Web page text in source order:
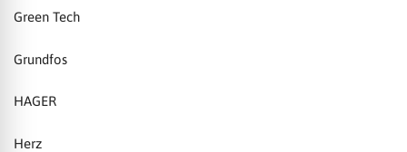
Green Tech
Grundfos
HAGER
Herz